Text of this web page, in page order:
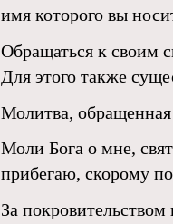
имя которого вы
Обращаться к своим
Для этого также
Молитва,
Моли Бога о мне,
прибегаю, скорому
За